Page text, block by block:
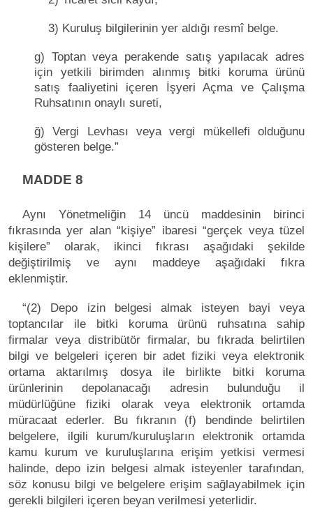
3) Kuruluş bilgilerinin yer aldığı resmî belge.
g) Toptan veya perakende satış yapılacak adres
için yetkili birimden alınmış bitki koruma ürünü
satış faaliyetini içeren İşyeri Açma ve Çalışma
Ruhsatının onaylı sureti,
ğ) Vergi Levhası veya vergi mükellefi olduğunu
gösteren belge.”
MADDE 8
Aynı Yönetmeliğin 14 üncü maddesinin birinci
fıkrasında yer alan “kişiye” ibaresi “gerçek veya tüzel
kişilere” olarak, ikinci fıkrası aşağıdaki şekilde
değiştirilmiş ve aynı maddeye aşağıdaki fıkra
eklenmiştir.
“(2) Depo izin belgesi almak isteyen bayi veya
toptancılar ile bitki koruma ürünü ruhsatına sahip
firmalar veya distribütör firmalar, bu fıkrada belirtilen
bilgi ve belgeleri içeren bir adet fiziki veya elektronik
ortama aktarılmış dosya ile birlikte bitki koruma
ürünlerinin depolanacağı adresin bulunduğu il
müdürlüğüne fiziki olarak veya elektronik ortamda
müracaat ederler. Bu fıkranın (f) bendinde belirtilen
belgelere, ilgili kurum/kuruluşların elektronik ortamda
kamu kurum ve kuruluşlarına erişim yetkisi vermesi
halinde, depo izin belgesi almak isteyenler tarafından,
söz konusu bilgi ve belgelere erişim sağlayabilmek için
gerekli bilgileri içeren beyan verilmesi yeterlidir.